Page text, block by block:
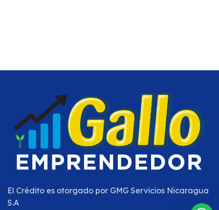
El Crédito es otorgado por GMG Servicios Nicaragua
S.A